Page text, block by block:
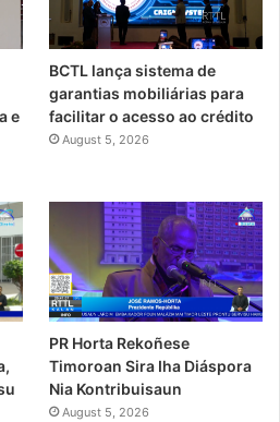
e
BCTL lança sistema de
garantias mobiliárias para
facilitar o acesso ao crédito
August 5, 2026
PR Horta Rekoñese
Timoroan Sira Iha Diáspora
Nia Kontribuisaun
August 5, 2026